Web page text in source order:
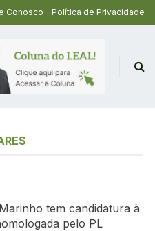
Conosco Política de Privacidade
tem candidatura à
pelo PL